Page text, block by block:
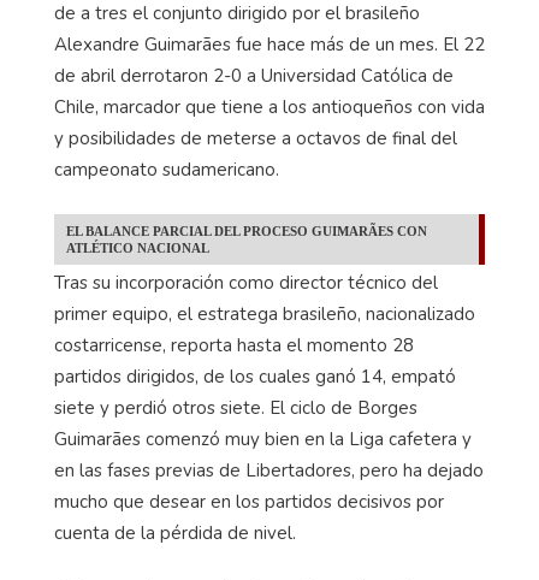
de a tres el conjunto dirigido por el brasileño
Alexandre Guimarães fue hace más de un mes. El 22
de abril derrotaron 2-0 a Universidad Católica de
Chile, marcador que tiene a los antioqueños con vida
y posibilidades de meterse a octavos de final del
campeonato sudamericano.
EL BALANCE PARCIAL DEL PROCESO GUIMARÃES CON
ATLÉTICO NACIONAL
Tras su incorporación como director técnico del
primer equipo, el estratega brasileño, nacionalizado
costarricense, reporta hasta el momento 28
partidos dirigidos, de los cuales ganó 14, empató
siete y perdió otros siete. El ciclo de Borges
Guimarães comenzó muy bien en la Liga cafetera y
en las fases previas de Libertadores, pero ha dejado
mucho que desear en los partidos decisivos por
cuenta de la pérdida de nivel.